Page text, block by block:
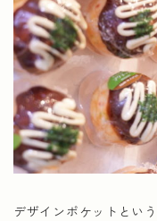
デザインポケットとい